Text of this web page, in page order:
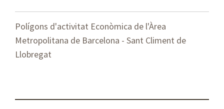
Polígons d'activitat Econòmica de l'Àrea
Metropolitana de Barcelona - Sant Climent de
Llobregat